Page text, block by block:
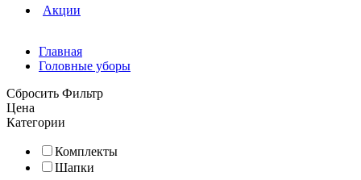
Акции
Главная
Головные уборы
Сбросить Фильтр
Цена
Категории
Комплекты
Шапки